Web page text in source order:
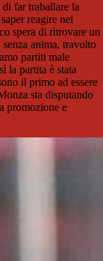
far traballare la
reagire nei
spera di ritrovare un
anima, travolto
partiti male
la partita è stata
il primo ad essere
sta disputando
promozione e